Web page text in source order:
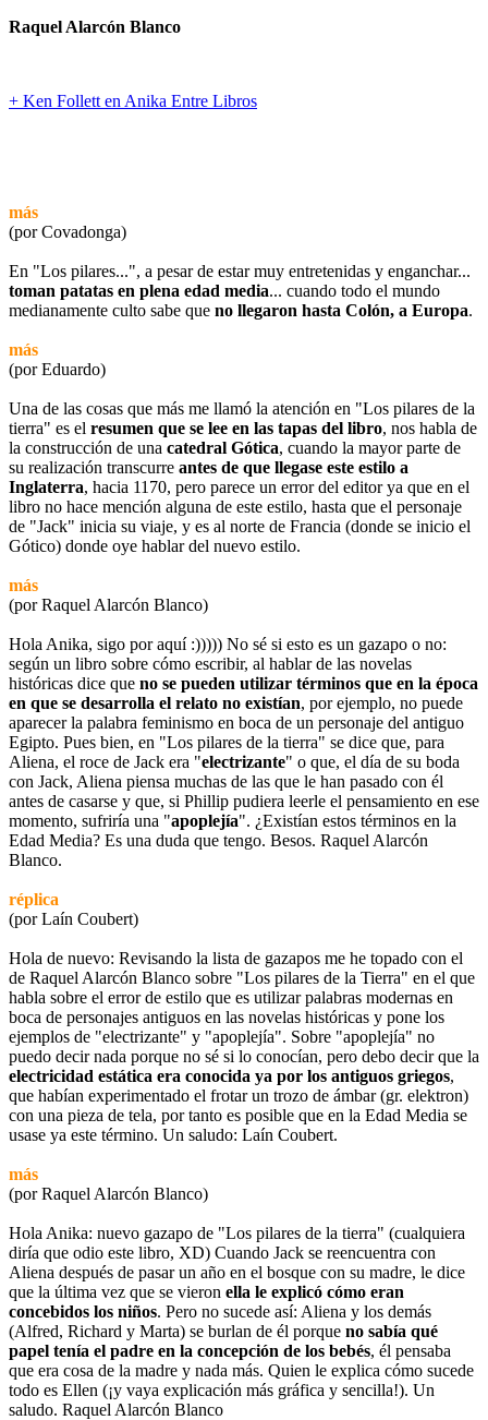
Raquel Alarcón Blanco
+ Ken Follett en Anika Entre Libros
más
(por Covadonga)
En "Los pilares...", a pesar de estar muy entretenidas y enganchar...
toman patatas en plena edad media... cuando todo el mundo
medianamente culto sabe que no llegaron hasta Colón, a Europa.
más
(por Eduardo)
Una de las cosas que más me llamó la atención en "Los pilares de la
tierra" es el resumen que se lee en las tapas del libro, nos habla de
la construcción de una catedral Gótica, cuando la mayor parte de
su realización transcurre antes de que llegase este estilo a
Inglaterra, hacia 1170, pero parece un error del editor ya que en el
libro no hace mención alguna de este estilo, hasta que el personaje
de "Jack" inicia su viaje, y es al norte de Francia (donde se inicio el
Gótico) donde oye hablar del nuevo estilo.
más
(por Raquel Alarcón Blanco)
Hola Anika, sigo por aquí :))))) No sé si esto es un gazapo o no:
según un libro sobre cómo escribir, al hablar de las novelas
históricas dice que no se pueden utilizar términos que en la época
en que se desarrolla el relato no existían, por ejemplo, no puede
aparecer la palabra feminismo en boca de un personaje del antiguo
Egipto. Pues bien, en "Los pilares de la tierra" se dice que, para
Aliena, el roce de Jack era "electrizante" o que, el día de su boda
con Jack, Aliena piensa muchas de las que le han pasado con él
antes de casarse y que, si Phillip pudiera leerle el pensamiento en ese
momento, sufriría una "apoplejía". ¿Existían estos términos en la
Edad Media? Es una duda que tengo. Besos. Raquel Alarcón
Blanco.
réplica
(por Laín Coubert)
Hola de nuevo: Revisando la lista de gazapos me he topado con el
de Raquel Alarcón Blanco sobre "Los pilares de la Tierra" en el que
habla sobre el error de estilo que es utilizar palabras modernas en
boca de personajes antiguos en las novelas históricas y pone los
ejemplos de "electrizante" y "apoplejía". Sobre "apoplejía" no
puedo decir nada porque no sé si lo conocían, pero debo decir que la
electricidad estática era conocida ya por los antiguos griegos,
que habían experimentado el frotar un trozo de ámbar (gr. elektron)
con una pieza de tela, por tanto es posible que en la Edad Media se
usase ya este término. Un saludo: Laín Coubert.
más
(por Raquel Alarcón Blanco)
Hola Anika: nuevo gazapo de "Los pilares de la tierra" (cualquiera
diría que odio este libro, XD) Cuando Jack se reencuentra con
Aliena después de pasar un año en el bosque con su madre, le dice
que la última vez que se vieron ella le explicó cómo eran
concebidos los niños. Pero no sucede así: Aliena y los demás
(Alfred, Richard y Marta) se burlan de él porque no sabía qué
papel tenía el padre en la concepción de los bebés, él pensaba
que era cosa de la madre y nada más. Quien le explica cómo sucede
todo es Ellen (¡y vaya explicación más gráfica y sencilla!). Un
saludo. Raquel Alarcón Blanco